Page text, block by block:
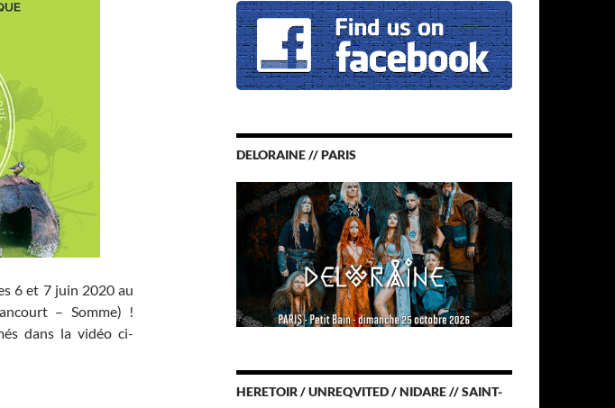
6 et 7 juin 2020 au
– Somme) !
dans la vidéo ci-
DELORAINE // PARIS
HERETOIR / UNREQVITED / NIDARE // SAINT-